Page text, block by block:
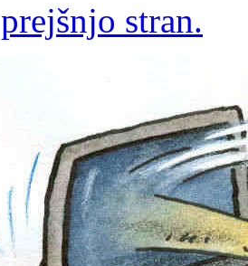
prejšnjo stran.